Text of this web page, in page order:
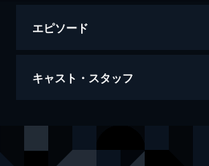
エピソード
Have You Ever Needed Someone
キャスト・スタッフ